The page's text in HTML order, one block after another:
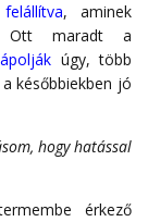
felállítva, aminek
Ott maradt a
ápolják úgy, több
későbbiekben jó
hogy hatással
érkező